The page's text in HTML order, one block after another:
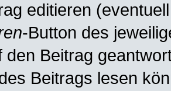
editieren
-Button des
den Beitrag
Beitrags lesen